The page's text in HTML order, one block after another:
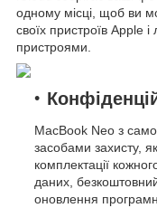
одному місці, щоб ви
своїх пристроїв Apple
пристроями.
MacBook Neo з
засобами захисту,
комплектації
даних,
оновлення